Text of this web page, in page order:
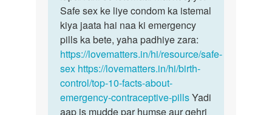
Safe sex ke liye condom ka istemal
kiya jaata hai naa ki emergency
pills ka bete, yaha padhiye zara:
https://lovematters.in/hi/resource/safe-
sex https://lovematters.in/hi/birth-
control/top-10-facts-about-
emergency-contraceptive-pillsYadi
aap is mudde par humse aur gehri